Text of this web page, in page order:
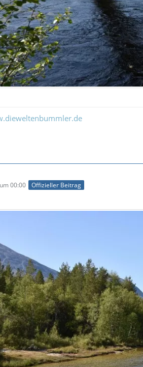
00:00 Offizieller Beitrag